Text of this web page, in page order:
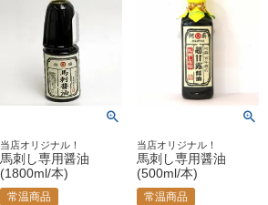
当店オリジナル！
馬刺し専用醤油
(1800ml/本)
常温商品
当店オリジナル！
馬刺し専用醤油
(500ml/本)
常温商品